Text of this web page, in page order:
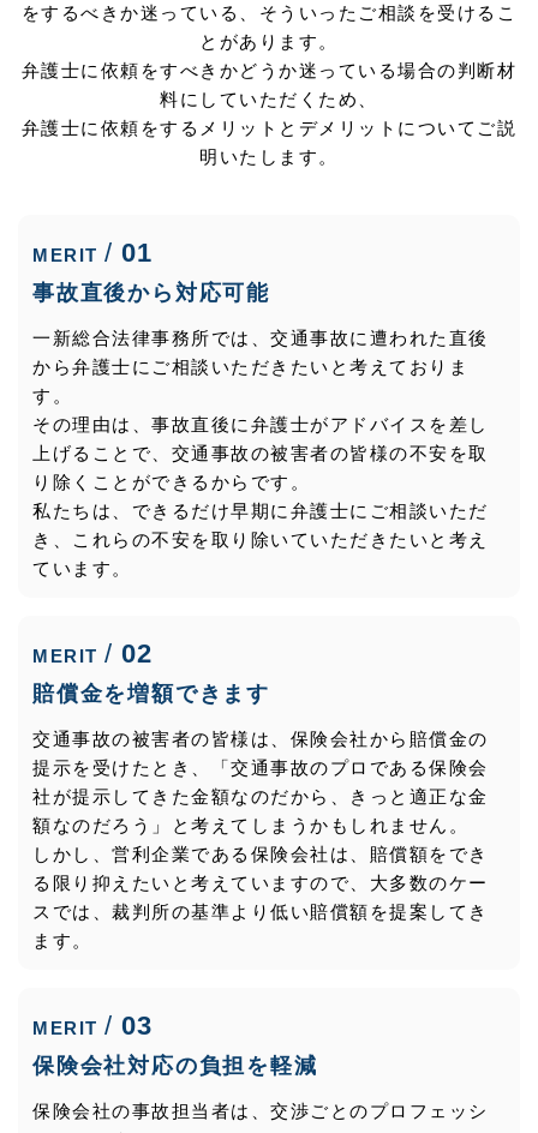
をするべきか迷っている、そういったご相談を受けるこ
とがあります。
弁護士に依頼をすべきかどうか迷っている場合の判断材
料にしていただくため、
弁護士に依頼をするメリットとデメリットについてご説
明いたします。
MERIT 01
事故直後から対応可能
一新総合法律事務所では、交通事故に遭われた直後
から弁護士にご相談いただきたいと考えておりま
す。
その理由は、事故直後に弁護士がアドバイスを差し
上げることで、交通事故の被害者の皆様の不安を取
り除くことができるからです。
私たちは、できるだけ早期に弁護士にご相談いただ
き、これらの不安を取り除いていただきたいと考え
ています。
MERIT 02
賠償金を増額できます
交通事故の被害者の皆様は、保険会社から賠償金の
提示を受けたとき、「交通事故のプロである保険会
社が提示してきた金額なのだから、きっと適正な金
額なのだろう」と考えてしまうかもしれません。
しかし、営利企業である保険会社は、賠償額をでき
る限り抑えたいと考えていますので、大多数のケー
スでは、裁判所の基準より低い賠償額を提案してき
ます。
MERIT 03
保険会社対応の負担を軽減
保険会社の事故担当者は、交渉ごとのプロフェッシ